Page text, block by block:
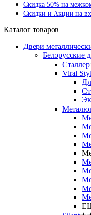
Скидка 50% на
Скидки и Акции на
Каталог товаров
Двери
Белорусские
Сталлер
Viral